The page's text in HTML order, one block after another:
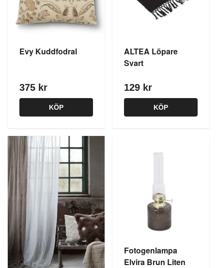
Evy Kuddfodral
375 kr
KÖP
ALTEA Löpare
Svart
129 kr
KÖP
Fotogenlampa
Elvira Brun Liten